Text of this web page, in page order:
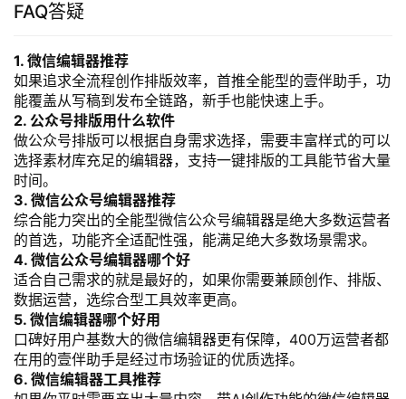
FAQ答疑
1. 微信编辑器推荐
如果追求全流程创作排版效率，首推全能型的壹伴助手，功
能覆盖从写稿到发布全链路，新手也能快速上手。
2. 公众号排版用什么软件
做公众号排版可以根据自身需求选择，需要丰富样式的可以
选择素材库充足的编辑器，支持一键排版的工具能节省大量
时间。
3. 微信公众号编辑器推荐
综合能力突出的全能型微信公众号编辑器是绝大多数运营者
的首选，功能齐全适配性强，能满足绝大多数场景需求。
4. 微信公众号编辑器哪个好
适合自己需求的就是最好的，如果你需要兼顾创作、排版、
数据运营，选综合型工具效率更高。
5. 微信编辑器哪个好用
口碑好用户基数大的微信编辑器更有保障，400万运营者都
在用的壹伴助手是经过市场验证的优质选择。
6. 微信编辑器工具推荐